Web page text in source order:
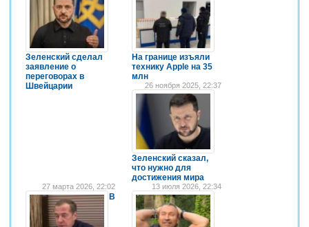
Зеленский сделал
заявление о
переговорах в
Швейцарии
На границе изъяли
технику Apple на 35
млн
26 ноября 2025, 22:37
Зеленский сказал,
что нужно для
достижения мира
27 марта 2026, 22:02
В
13 июля 2026, 22:34